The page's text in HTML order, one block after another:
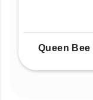
Queen Bee